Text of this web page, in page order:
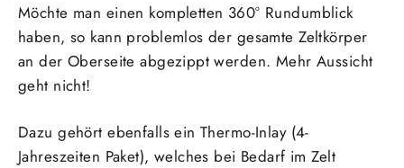
Möchte man einen kompletten 360° Rundumblick
haben, so kann problemlos der gesamte Zeltkörper
an der Oberseite abgezippt werden. Mehr Aussicht
geht nicht!
Dazu gehört ebenfalls ein Thermo-Inlay (4-
Jahreszeiten Paket), welches bei Bedarf im Zelt